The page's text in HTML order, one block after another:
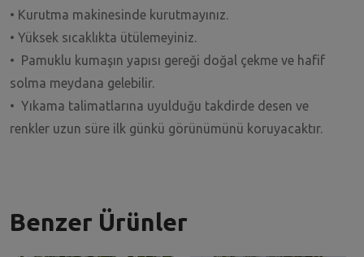
• Kurutma makinesinde kurutmayınız.
• Yüksek sıcaklıkta ütülemeyiniz.
• Pamuklu kumaşın yapısı gereği doğal çekme ve hafif
solma meydana gelebilir.
• Yıkama talimatlarına uyulduğu takdirde desen ve
renkler uzun süre ilk günkü görünümünü koruyacaktır.
Benzer Ürünler